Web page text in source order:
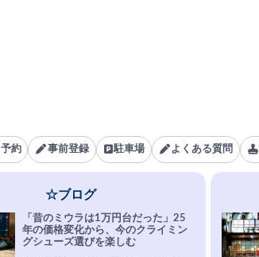
予約 事前登録 駐車場 よくある質問
☆ブログ
「昔のミウラは1万円台だった」25
年の価格変化から、今のクライミン
グシューズ選びを楽しむ